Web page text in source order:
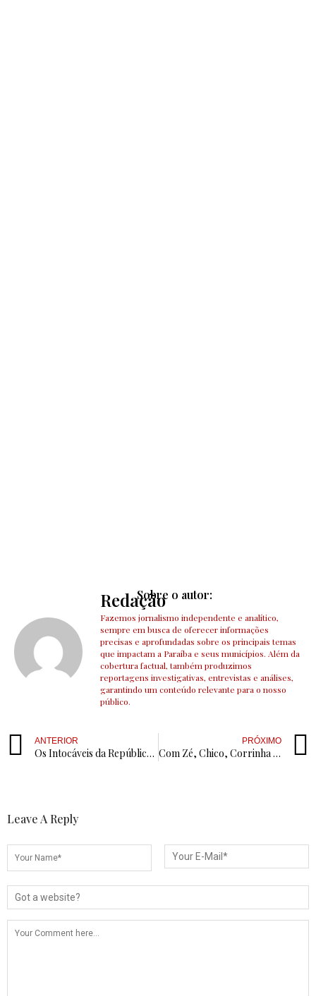
Sobre o autor:
Redação
Fazemos jornalismo independente e analítico,
sempre em busca de oferecer informações
precisas e aprofundadas sobre os principais temas
que impactam a Paraíba e seus municípios. Além da
cobertura factual, também produzimos
reportagens investigativas, entrevistas e análises,
garantindo um conteúdo relevante para o nosso
público.
ANTERIOR
Os Intocáveis da República – Por Ian Braga
PRÓXIMO
Com Zé, Chico, Corrinha e Júnior, João Azevêdo diz estar ‘muito feliz’ e cita investimentos na região
Leave A Reply